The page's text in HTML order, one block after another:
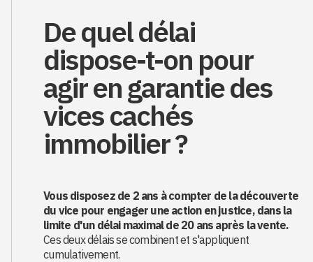
De quel délai
dispose-t-on pour
agir en garantie des
vices cachés
immobilier ?
Vous disposez de 2 ans à compter de la découverte
du vice pour engager une action en justice, dans la
limite d'un délai maximal de 20 ans après la vente.
Ces deux délais se combinent et s'appliquent
cumulativement.